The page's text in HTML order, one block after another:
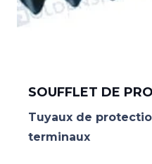
SOUFFLET DE
Tuyaux de
terminaux